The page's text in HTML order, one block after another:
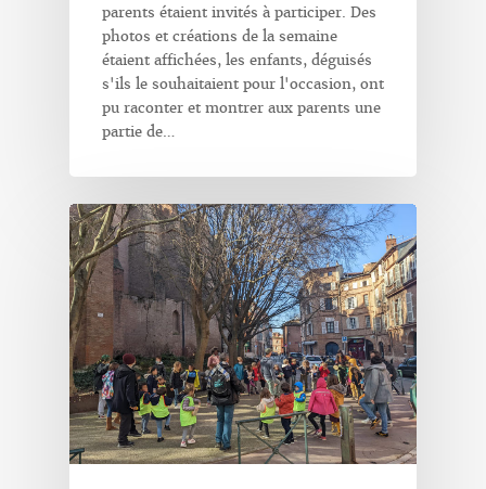
parents étaient invités à participer. Des
photos et créations de la semaine
étaient affichées, les enfants, déguisés
s'ils le souhaitaient pour l'occasion, ont
pu raconter et montrer aux parents une
partie de…